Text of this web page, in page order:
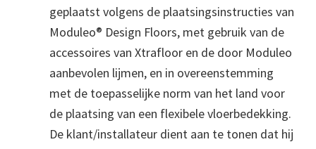
geplaatst volgens de plaatsingsinstructies van
Moduleo® Design Floors, met gebruik van de
accessoires van Xtrafloor en de door Moduleo
aanbevolen lijmen, en in overeenstemming
met de toepasselijke norm van het land voor
de plaatsing van een flexibele vloerbedekking.
De klant/installateur dient aan te tonen dat hij